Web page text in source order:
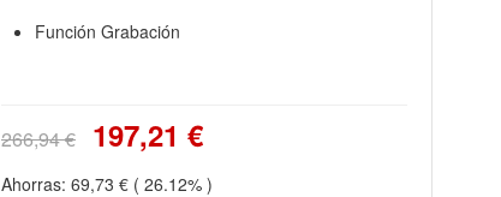
Función Grabación
266,94 € 197,21 €
Ahorras: 69,73 € ( 26.12% )